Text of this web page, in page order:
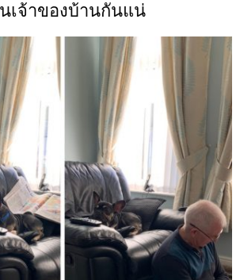
เจ้าของบ้านกันแน่